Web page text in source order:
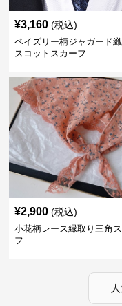
¥3,160 (税込)
ペイズリー柄ジャガード
スコットスカーフ
¥2,900 (税込)
小花柄レース縁取り三角
フ